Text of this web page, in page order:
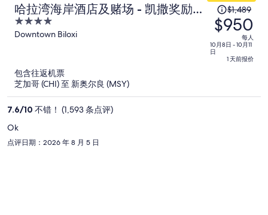
哈拉湾海岸酒店及赌场 - 凯撒奖励目
的地
4
out
Downtown Biloxi
原
价
为
每
价
$1,489
$950
每人
10月8日 - 10月11
日
1 天前报价
包含往返机票
芝加哥 (CHI) 至 新奥尔良 (MSY)
7.6/10 不错！ (1,593 条点评)
Ok
点评日期：2026 年 8 月 5 日